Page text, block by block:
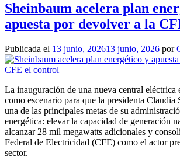
Sheinbaum acelera plan
apuesta por devolver a la
Publicada el 13 junio, 202613 junio, 2026 por
La inauguración de una nueva central
como escenario para que la presidenta Claudia
una de las principales metas de su
energética: elevar la capacidad de generación
alcanzar 28 mil megawatts adicionales y
Federal de Electricidad (CFE) como el actor
sector.